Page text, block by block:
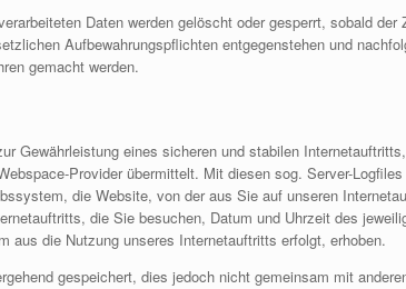
Daten werden gelöscht oder gesperrt, sobald der
Aufbewahrungspflichten entgegenstehen und
gemacht werden.
Gewährleistung eines sicheren und stabilen
Provider übermittelt. Mit diesen sog. Server-
die Website, von der aus Sie auf unseren
die Sie besuchen, Datum und Uhrzeit des
aus die Nutzung unseres Internetauftritts erfolgt, erhoben.
gespeichert, dies jedoch nicht gemeinsam mit